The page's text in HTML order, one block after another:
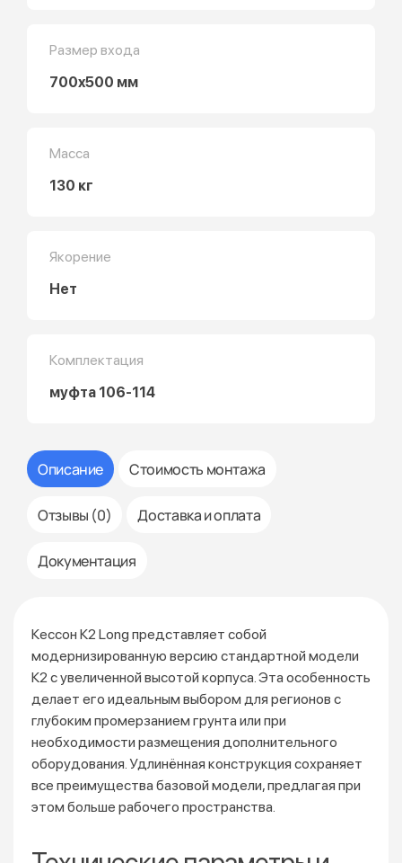
Размер входа
700x500 мм
Масса
130 кг
Якорение
Нет
Комплектация
муфта 106-114
Описание Стоимость монтажа
Отзывы (0) Доставка и оплата
Документация
Кессон К2 Long представляет собой
модернизированную версию стандартной модели
К2 с увеличенной высотой корпуса. Эта особенность
делает его идеальным выбором для регионов с
глубоким промерзанием грунта или при
необходимости размещения дополнительного
оборудования. Удлинённая конструкция сохраняет
все преимущества базовой модели, предлагая при
этом больше рабочего пространства.